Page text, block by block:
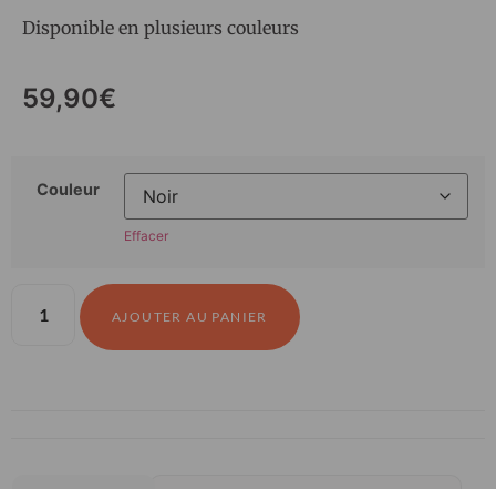
Disponible en plusieurs couleurs
59,90€
Couleur
Effacer
AJOUTER AU PANIER